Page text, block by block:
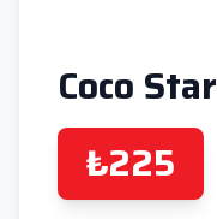
Coco Star
₺225